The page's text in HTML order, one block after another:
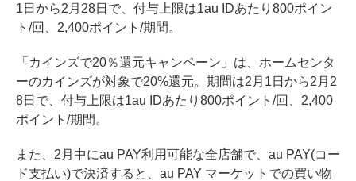
1日から2月28日で、付与上限は1au IDあたり800ポイン
ト/回、2,400ポイント/期間。
「カインズで20％還元キャンペーン」は、ホームセンタ
ーのカインズが対象で20%還元。期間は2月1日から2月2
8日で、付与上限は1au IDあたり800ポイント/回、2,400
ポイント/期間。
また、2月中にau PAY利用可能な全店舗で、au PAY(コー
ド支払い)で決済すると、au PAY マーケットでの買い物